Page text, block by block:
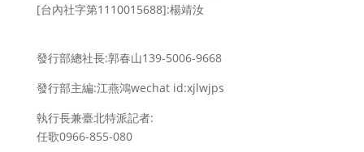
[台內社字第1110015688]:楊靖汝
發行部總社長:郭春山139-5006-9668
發行部主編:江燕鴻wechat id:xjlwjps
執行長兼臺北特派記者:
任歌0966-855-080